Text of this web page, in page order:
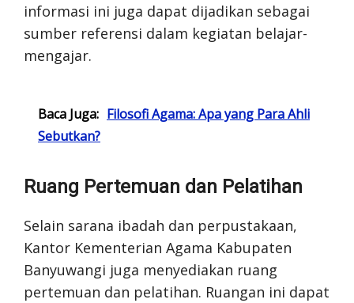
informasi ini juga dapat dijadikan sebagai
sumber referensi dalam kegiatan belajar-
mengajar.
Baca Juga: Filosofi Agama: Apa yang Para Ahli
Sebutkan?
Ruang Pertemuan dan Pelatihan
Selain sarana ibadah dan perpustakaan,
Kantor Kementerian Agama Kabupaten
Banyuwangi juga menyediakan ruang
pertemuan dan pelatihan. Ruangan ini dapat